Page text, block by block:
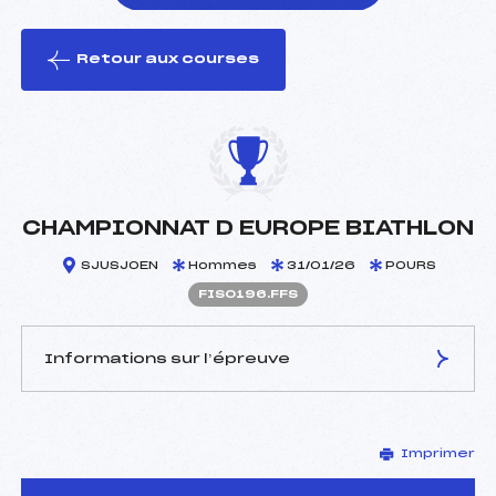
le ski
Retour aux courses
CHAMPIONNAT D EUROPE BIATHLON
SJUSJOEN Hommes 31/01/26 POURS
FIS0196.FFS
Informations sur l’épreuve
–
D.T Adjoint :
–
Imprimer